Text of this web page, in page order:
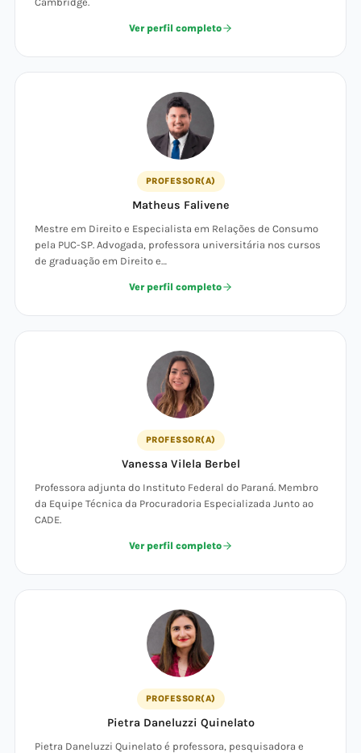
Ver perfil completo
PROFESSOR(A)
Matheus Falivene
Mestre em Direito e Especialista em Relações de Consumo
pela PUC-SP. Advogada, professora universitária nos cursos
de graduação em Direito e…
Ver perfil completo
PROFESSOR(A)
Vanessa Vilela Berbel
Professora adjunta do Instituto Federal do Paraná. Membro
da Equipe Técnica da Procuradoria Especializada Junto ao
CADE.
Ver perfil completo
PROFESSOR(A)
Pietra Daneluzzi Quinelato
Pietra Daneluzzi Quinelato é professora, pesquisadora e